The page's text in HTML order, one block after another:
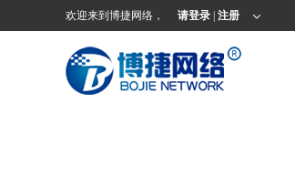
欢迎来到博捷网络， 请登录 注册